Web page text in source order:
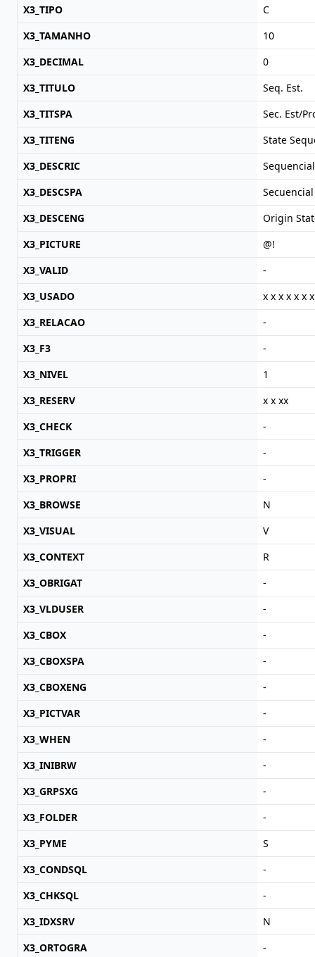
X3_TIPO
C
X3_TAMANHO
10
X3_DECIMAL
0
X3_TITULO
Seq. Est.
X3_TITSPA
Sec. Est/
X3_TITENG
State
X3_DESCRIC
X3_DESCSPA
X3_DESCENG
Origin
X3_PICTURE
@!
X3_VALID
-
X3_USADO
x x x x x x
X3_RELACAO
-
X3_F3
-
X3_NIVEL
1
X3_RESERV
x x xx
X3_CHECK
-
X3_TRIGGER
-
X3_PROPRI
-
X3_BROWSE
N
X3_VISUAL
V
X3_CONTEXT
R
X3_OBRIGAT
-
X3_VLDUSER
-
X3_CBOX
-
X3_CBOXSPA
-
X3_CBOXENG
-
X3_PICTVAR
-
X3_WHEN
-
X3_INIBRW
-
X3_GRPSXG
-
X3_FOLDER
-
X3_PYME
S
X3_CONDSQL
-
X3_CHKSQL
-
X3_IDXSRV
N
X3_ORTOGRA
-